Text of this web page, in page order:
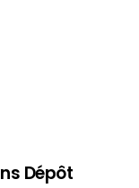
Dépôt